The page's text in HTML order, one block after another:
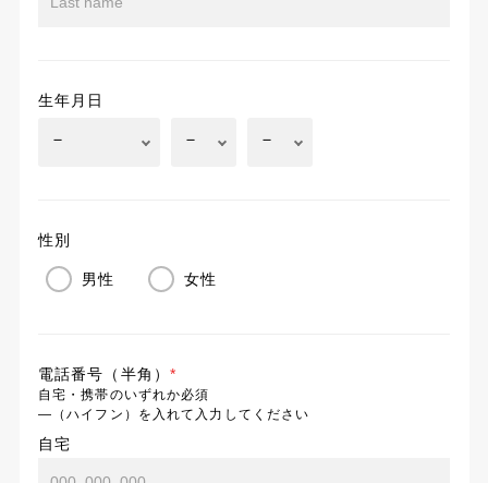
生年月日
性別
男性 女性
電話番号（半角） *
自宅・携帯のいずれか必須
―（ハイフン）を入れて入力してください
自宅